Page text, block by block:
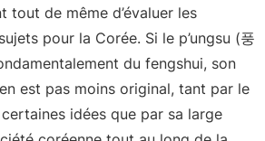
tout de même d’évaluer les
pour la Corée. Si le p’ungsu (풍
du fengshui, son
est pas moins original, tant par le
idées que par sa large